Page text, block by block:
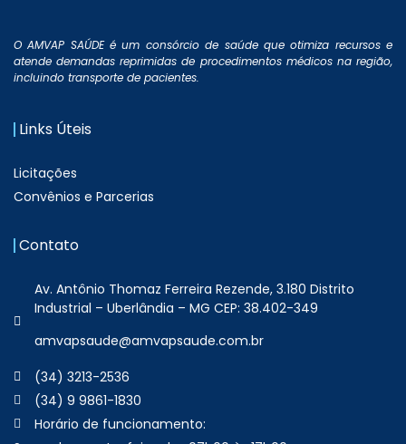
O AMVAP SAÚDE é um consórcio de saúde que otimiza recursos e
atende demandas reprimidas de procedimentos médicos na região,
incluindo transporte de pacientes.
Links Úteis
Licitações
Convênios e Parcerias
Contato
Av. Antônio Thomaz Ferreira Rezende, 3.180 Distrito
Industrial – Uberlândia – MG CEP: 38.402-349
amvapsaude@amvapsaude.com.br
(34) 3213-2536
(34) 9 9861-1830
Horário de funcionamento: